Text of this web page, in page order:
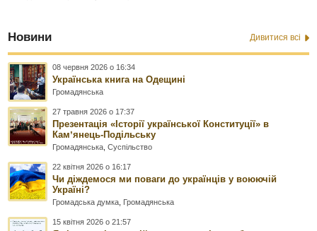
Новини Дивитися всі
08 червня 2026 о 16:34
Українська книга на Одещині
Громадянська
27 травня 2026 о 17:37
Презентація «Історії української Конституції» в
Камʼянець-Подільську
Громадянська ,Суспільство
22 квітня 2026 о 16:17
Чи діждемося ми поваги до українців у воюючій
Україні?
Громадська думка Громадянська
15 квітня 2026 о 21:57